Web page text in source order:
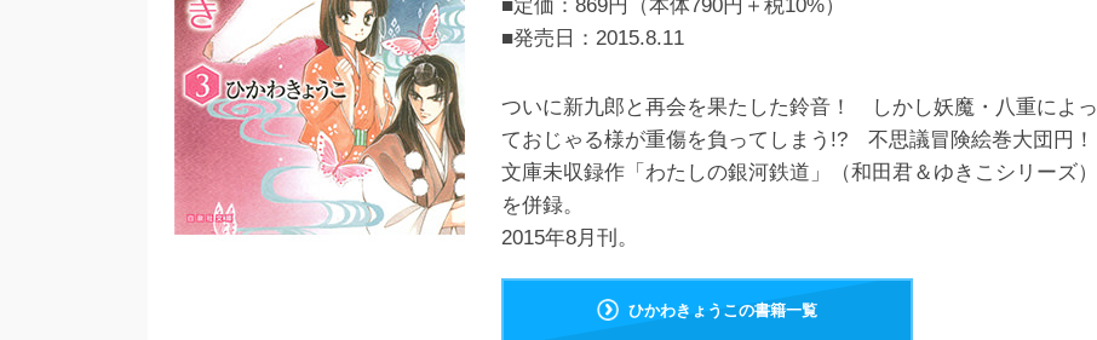
■定価：869円（本体790円＋税10%）
■発売日： 2015.8.11
ついに新九郎と再会を果たした鈴音！ しかし妖魔・八重によっ
ておじゃる様が重傷を負ってしまう!? 不思議冒険絵巻大団円！
文庫未収録作「わたしの銀河鉄道」（和田君＆ゆきこシリーズ）
を併録。
2015年8月刊。
ひかわきょうこの書籍一覧